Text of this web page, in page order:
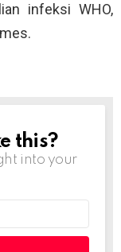
infeksi WHO,
this?
into your